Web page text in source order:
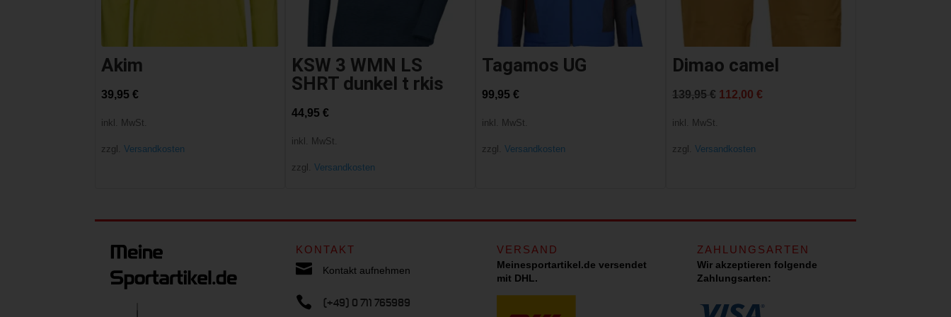
Akim
39,95€
inkl. MwSt.
zzgl. Versandkosten
KSW 3 WMN LS
SHRT dunkel t rkis
44,95€
inkl. MwSt.
zzgl. Versandkosten
Tagamos UG
99,95 €
inkl. MwSt.
zzgl. Versandkosten
Dimao camel
139,95 € Ursprünglicher
112,00 €Aktueller
inkl. MwSt.
zzgl. Versandkosten
KONTAKT
 Kontakt aufnehmen
 (+49) 0 711 765989
VERSAND
Meinesportartikel.de versendet
mit DHL.
ZAHLUNGSARTEN
Wir akzeptieren folgende
Zahlungsarten: